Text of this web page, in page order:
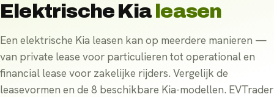
Elektrische Kia leasen
Een elektrische Kia leasen kan op meerdere manieren —
van private lease voor particulieren tot operational en
financial lease voor zakelijke rijders. Vergelijk de
leasevormen en de 8 beschikbare Kia-modellen. EVTrader